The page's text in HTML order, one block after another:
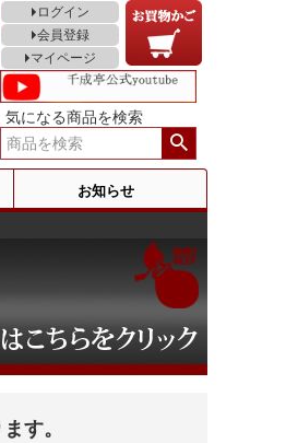
ログイン
会員登録
マイページ
気になる商品を検索
お知らせ
す。